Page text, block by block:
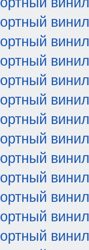
винил
винил
винил
винил
винил
винил
винил
винил
винил
винил
винил
винил